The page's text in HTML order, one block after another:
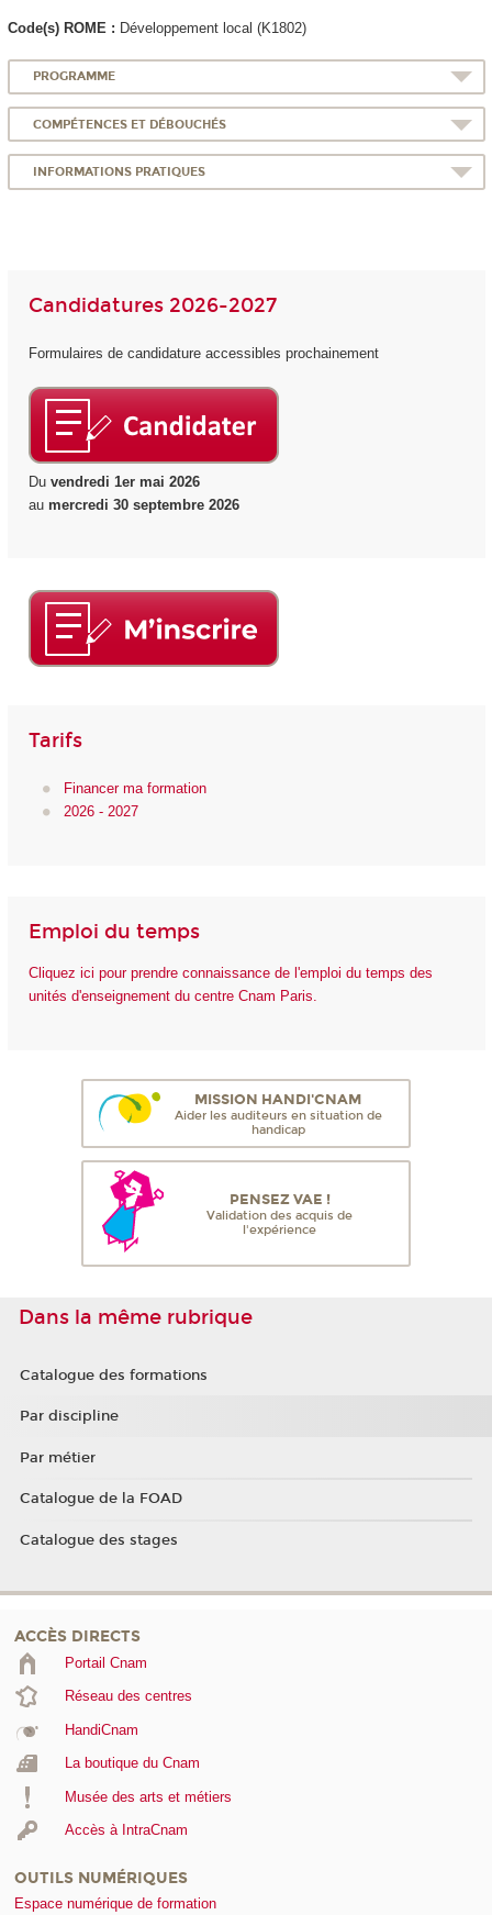
Code(s) ROME : Développement local (K1802)
PROGRAMME
COMPÉTENCES ET DÉBOUCHÉS
INFORMATIONS PRATIQUES
Candidatures 2026-2027
Formulaires de candidature accessibles prochainement
Du vendredi 1er mai 2026
au mercredi 30 septembre 2026
Tarifs
Financer ma formation
2026 - 2027
Emploi du temps
Cliquez ici pour prendre connaissance de l'emploi du temps des
unités d'enseignement du centre Cnam Paris.
MISSION HANDI'CNAM
Aider les auditeurs en situation de
handicap
PENSEZ VAE !
Validation des acquis de
l'expérience
Dans la même rubrique
Catalogue des formations
Par discipline
Par métier
Catalogue de la FOAD
Catalogue des stages
ACCÈS DIRECTS
Portail Cnam
Réseau des centres
HandiCnam
La boutique du Cnam
Musée des arts et métiers
Accès à IntraCnam
OUTILS NUMÉRIQUES
Espace numérique de formation